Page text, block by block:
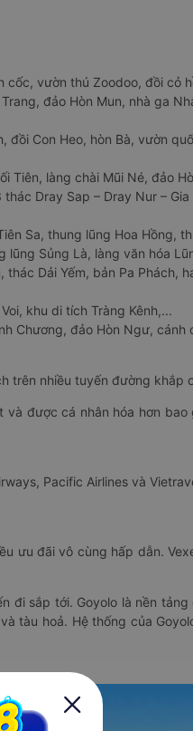
cốc, vườn thú Zoodoo, đồi cỏ
đảo Hòn Mun, nhà ga
đồi Con Heo, hòn Bà, vườn
Tiên, làng chài Mũi Né, đảo
Dray Sap – Dray Nur –
Sa, thung lũng Hoa Hồng,
Sủng Là, làng văn hóa
Dải Yếm, bản Pa Phách,
khu di tích Tràng Kênh,...
Chương, đảo Hòn Ngư,
trên nhiều tuyến đường khắp
được cá nhân hóa hơn bao
Pacific Airlines và
ưu đãi vô cùng hấp dẫn.
đi sắp tới. Goyolo là nền
tàu hoả. Hệ thống của